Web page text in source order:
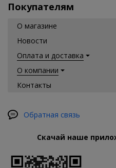
Покупателям
О магазине
Новости
Оплата и доставка
О компании
Контакты
Обратная связь
Скачай наше